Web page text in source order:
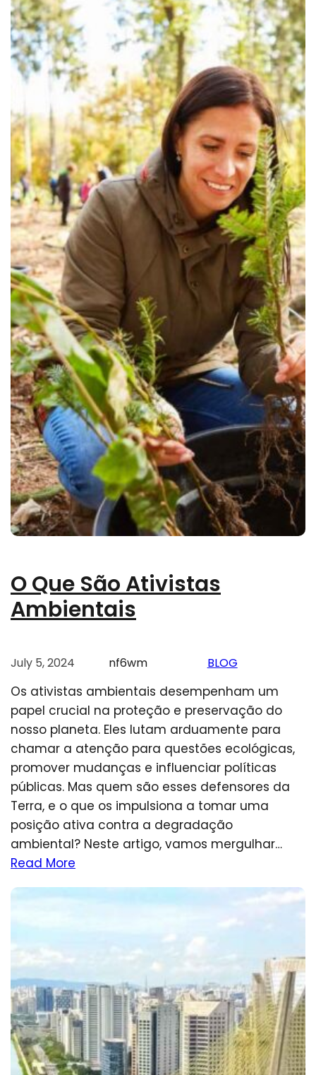
O Que São Ativistas
Ambientais
July 5, 2024 nf6wm BLOG
Os ativistas ambientais desempenham um
papel crucial na proteção e preservação do
nosso planeta. Eles lutam arduamente para
chamar a atenção para questões ecológicas,
promover mudanças e influenciar políticas
públicas. Mas quem são esses defensores da
Terra, e o que os impulsiona a tomar uma
posição ativa contra a degradação
ambiental? Neste artigo, vamos mergulhar…
Read More